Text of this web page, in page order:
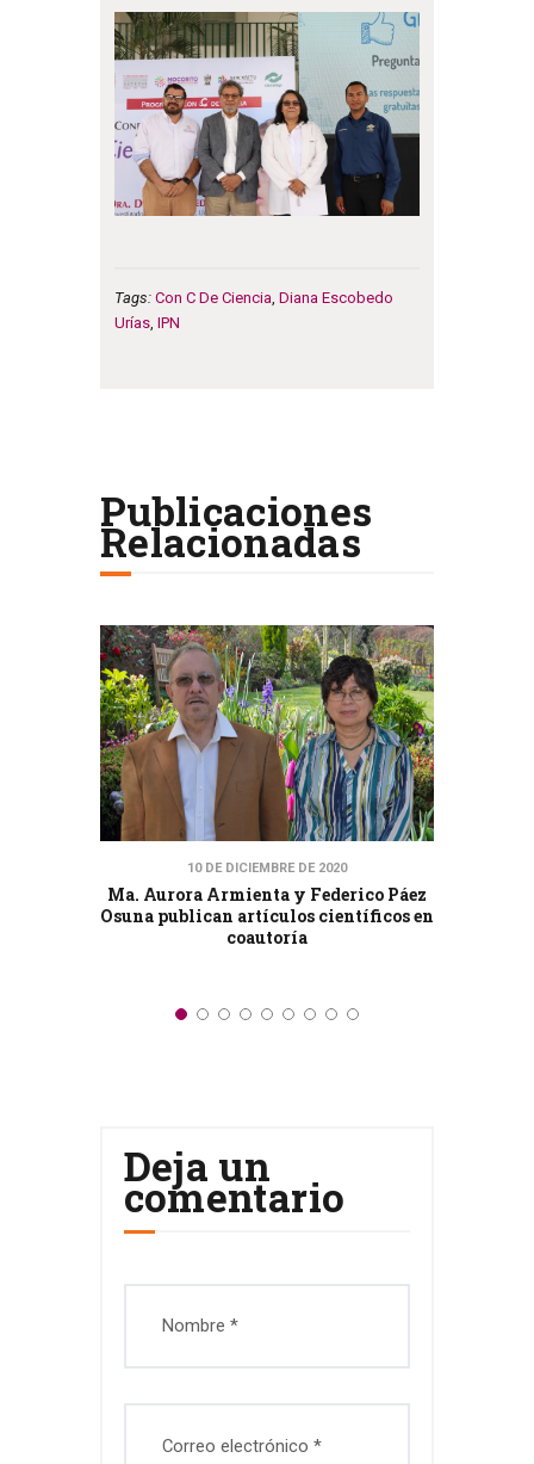
Tags: Con C De Ciencia Diana Escobedo
Urías, IPN
Publicaciones
Relacionadas
10 DE DICIEMBRE DE 2020
Ma. Aurora Armienta y Federico Páez
Osuna publican artículos científicos en
coautoría
Deja un
comentario